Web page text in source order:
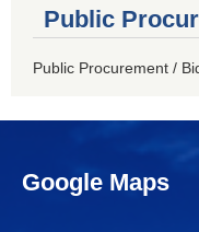
Public
Public Procurement /
Google Maps